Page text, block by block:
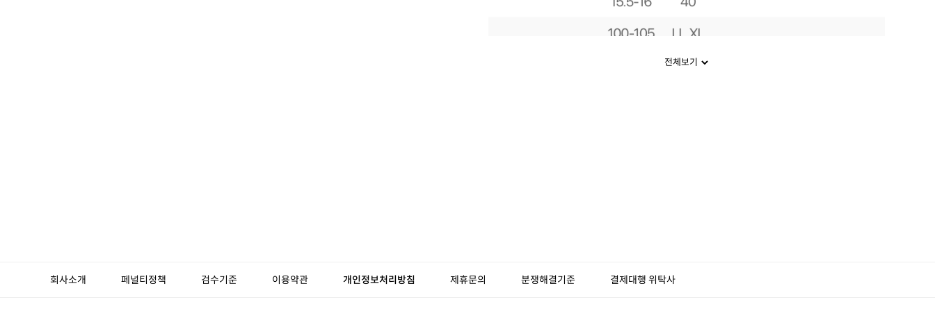
전체보기
회사소개 페널티정책 검수기준 이용약관 개인정보처리방침 제휴문의 분쟁해결기준 결제대행 위탁사